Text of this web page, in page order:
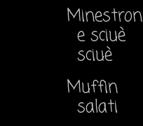
Minestron
e sciuè
sciuè
Muffin
salati